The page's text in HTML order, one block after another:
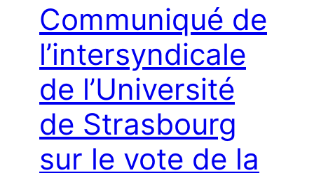
Communiqué de
l’intersyndicale
de l’Université
de Strasbourg
sur le vote de la